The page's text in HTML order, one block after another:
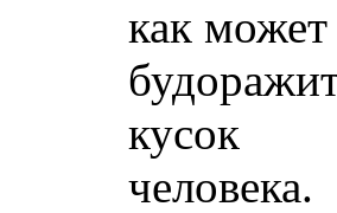
как может
кусок
человека.